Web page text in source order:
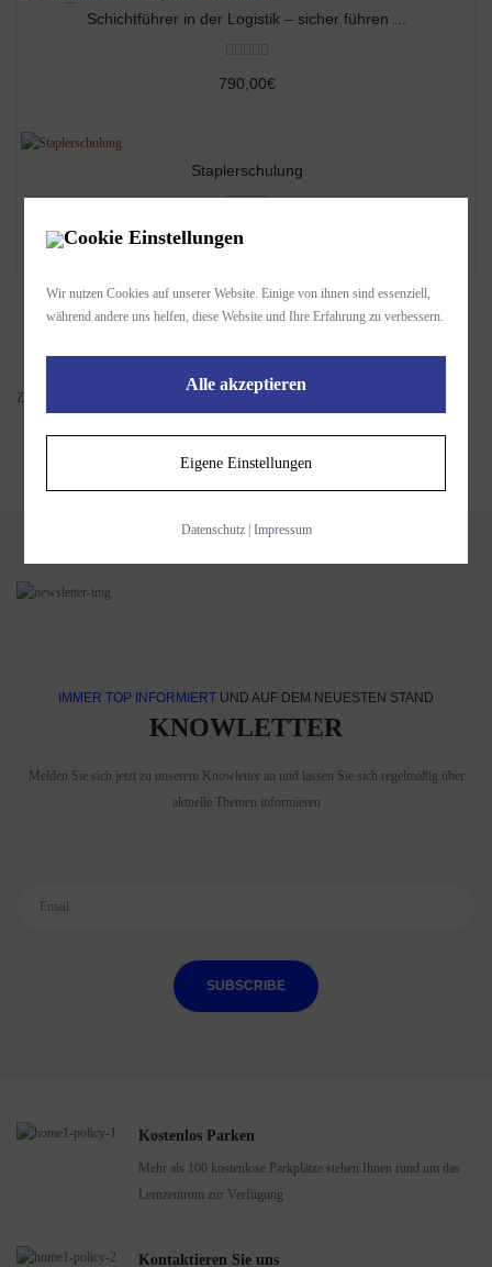
Schichtführer in der Logistik – sicher führen ...
790,00€
Staplerschulung
275,00€
Zeige 1 bis 7 von 7 (1 Seite(n))
IMMER TOP INFORMIERT UND AUF DEM NEUESTEN STAND
KNOWLETTER
Melden Sie sich jetzt zu unserem Knowletter an und lassen Sie sich regelmäßig über
aktuelle Themen informieren
SUBSCRIBE
Kostenlos Parken
Mehr als 100 kostenlose Parkplätze stehen Ihnen rund um das
Lernzentrum zur Verfügung
Kontaktieren Sie uns
Cookie Einstellungen
Wir nutzen Cookies auf unserer Website. Einige von ihnen sind essenziell,
während andere uns helfen, diese Website und Ihre Erfahrung zu verbessern.
Alle akzeptieren
Eigene Einstellungen
Datenschutz| Impressum